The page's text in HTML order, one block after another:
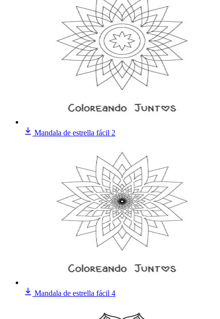
Mandala de estrella fácil 2
Mandala de estrella fácil 4